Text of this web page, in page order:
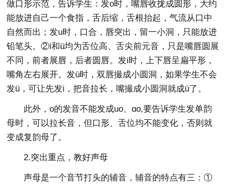
做口形示范，告诉学生：发o时，嘴唇收拢成圆形，大约
能放进自己一个食指，舌后缩，舌根抬起，气流从口中
自然而出；发u时，口合，唇突出，留一小洞，只能放进
铅笔头。②i和ü均为舌位高、舌尖前元音，只是嘴唇圆展
不同，前者展唇，后者圆唇。发i时，上下唇呈扁平形，
嘴角左右展开。发ü时，双唇撮成小圆洞，如果学生不会
发ü，可让先发i，把音拉长，嘴撮成小圆洞就成ü了。
此外，o的发音不能发成uo、ɑo,要告诉学生发单韵
母时，可以拉长音，但口形、舌位均不能变化，否则就
变成复韵母了。
2.突出重点，教好声母
声母是一个音节打头的辅音，辅音的特点有三：①